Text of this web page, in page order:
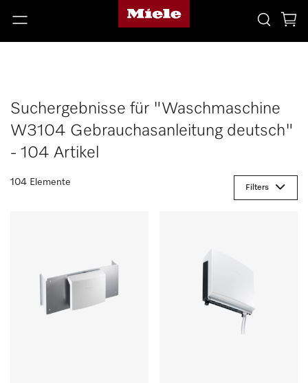
Suchergebnisse für "Waschmaschine
W3104 Gebrauchasanleitung deutsch"
- 104 Artikel
104 Elemente
Filters